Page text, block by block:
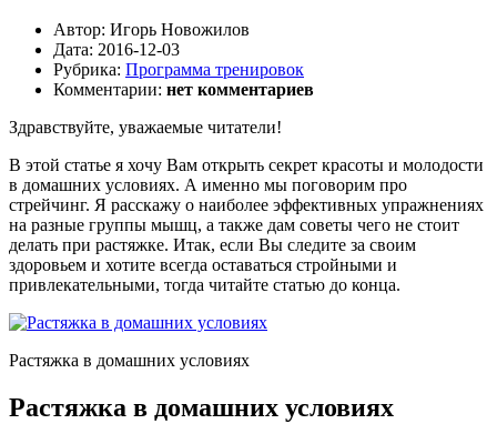
Автор: Игорь Новожилов
Дата: 2016-12-03
Рубрика: Программа тренировок
Комментарии: нет комментариев
Здравствуйте, уважаемые читатели!
В этой статье я хочу Вам открыть секрет красоты и молодости
в домашних условиях. А именно мы поговорим про
стрейчинг. Я расскажу о наиболее эффективных упражнениях
на разные группы мышц, а также дам советы чего не стоит
делать при растяжке. Итак, если Вы следите за своим
здоровьем и хотите всегда оставаться стройными и
привлекательными, тогда читайте статью до конца.
Растяжка в домашних условиях
Растяжка в домашних условиях